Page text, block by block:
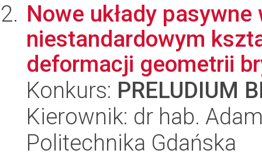
Nowe układy
niestandardowym
deformacji geometrii
Konkurs: PRELUDIUM
Kierownik: dr hab.
Politechnika Gdańska